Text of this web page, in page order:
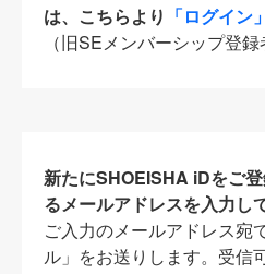
は、こちらより 「ログイン」
（旧SEメンバーシップ登録
新たにSHOEISHA iDをご
るメールアドレスを入力し
ご入力のメールアドレス宛
ル」をお送りします。受信